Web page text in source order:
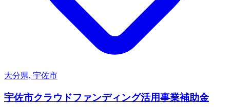
大分県, 宇佐市
宇佐市クラウドファンディング活用事業補助金